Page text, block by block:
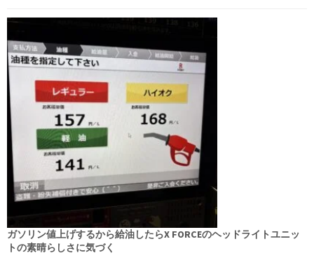
ガソリン値上げするから給油したらX FORCEのヘッドライトユニッ
トの素晴らしさに気づく